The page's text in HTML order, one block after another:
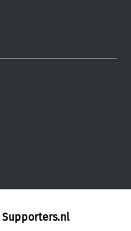
Supporters.nl